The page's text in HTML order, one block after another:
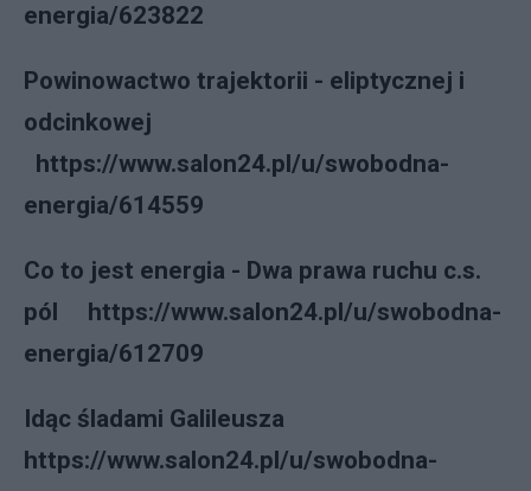
energia/623822
Powinowactwo trajektorii - eliptycznej i
odcinkowej
https://www.salon24.pl/u/swobodna-
energia/614559
Co to jest energia - Dwa prawa ruchu c.s.
pól https://www.salon24.pl/u/swobodna-
energia/612709
Idąc śladami Galileusza
https://www.salon24.pl/u/swobodna-